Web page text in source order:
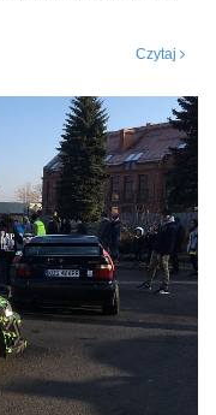
Czytaj